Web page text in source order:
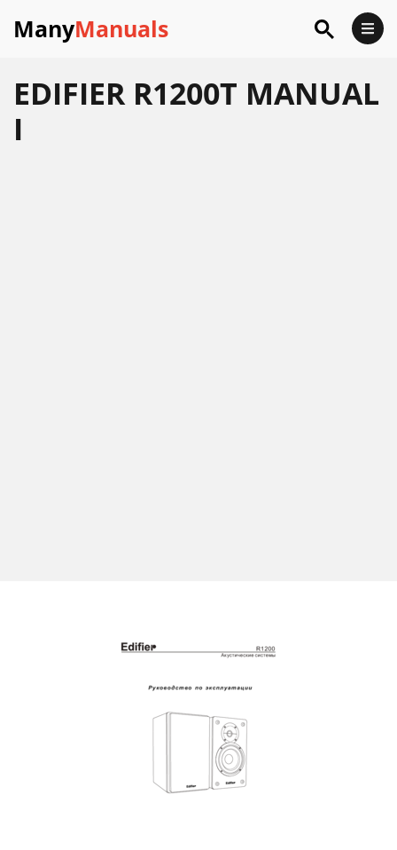
ManyManuals
EDIFIER R1200T MANUAL
I